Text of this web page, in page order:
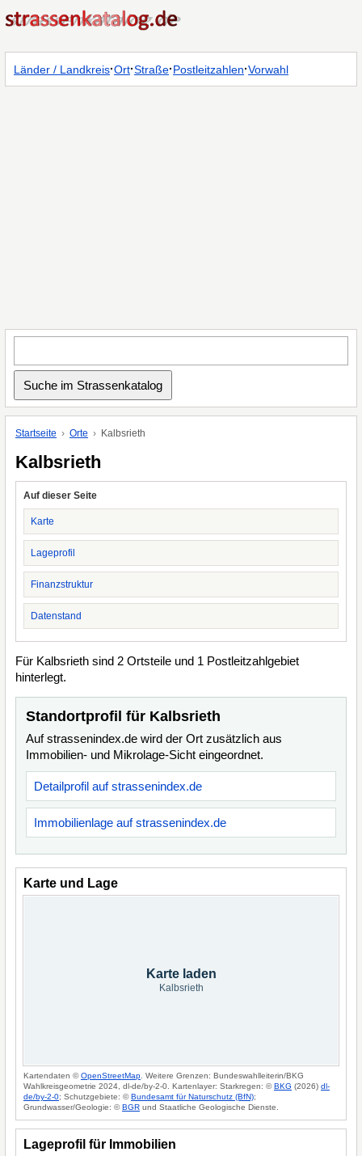
Länder / Landkreis·Ort·Straße·Postleitzahlen·Vorwahl
Startseite Orte Kalbsrieth
Kalbsrieth
Auf dieser Seite
Karte
Lageprofil
Finanzstruktur
Datenstand
Für Kalbsrieth sind 2 Ortsteile und 1 Postleitzahlgebiet
hinterlegt.
Standortprofil für Kalbsrieth
Auf strassenindex.de wird der Ort zusätzlich aus
Immobilien- und Mikrolage-Sicht eingeordnet.
Detailprofil auf strassenindex.de
Immobilienlage auf strassenindex.de
Karte und Lage
Karte laden
Kalbsrieth
Kartendaten ©OpenStreetMap . Weitere Grenzen: Bundeswahlleiterin/BKG
Wahlkreisgeometrie 2024, dl-de/by-2-0. Kartenlayer: Starkregen: ©BKG (2026) dl-
de/by-2-0; Schutzgebiete: ©Bundesamt für Naturschutz (BfN);
Grundwasser/Geologie: ©BGR und Staatliche Geologische Dienste.
Lageprofil für Immobilien